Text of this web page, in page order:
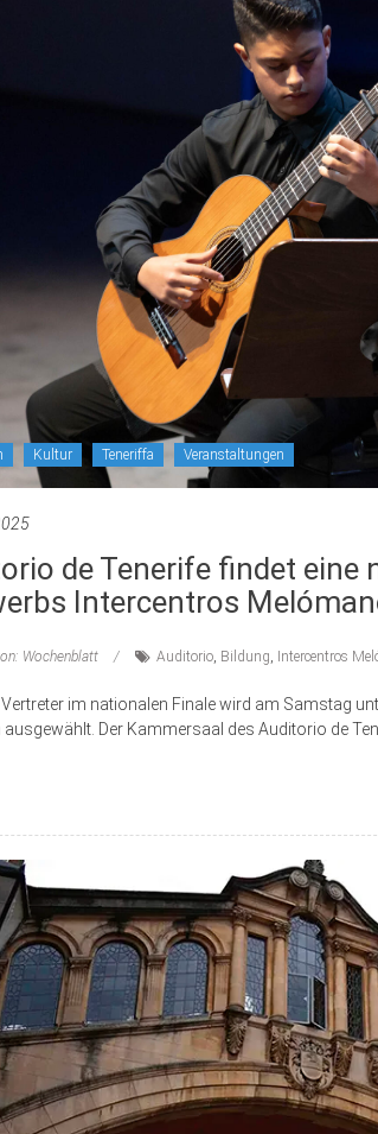
Kultur Teneriffa Veranstaltungen
de Tenerife findet eine
Intercentros
Wochenblatt Auditorio Bildung Intercentros
im nationalen Finale wird am Samstag
Der Kammersaal des Auditorio de